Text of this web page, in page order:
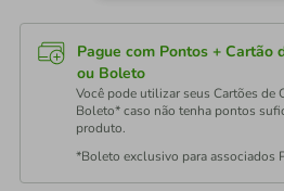
Pague com Pontos + Cartão
ou Boleto
Você pode utilizar seus Cartões de
Boleto* caso não tenha pontos
produto.
*Boleto exclusivo para associados